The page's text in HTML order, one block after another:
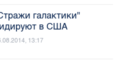
галактики"
в США
13:17